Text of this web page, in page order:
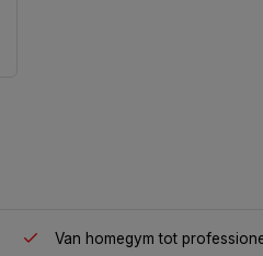
Van homegym tot